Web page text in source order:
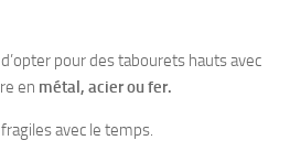
pour des tabourets hauts avec
en métal, acier ou fer.
avec le temps.